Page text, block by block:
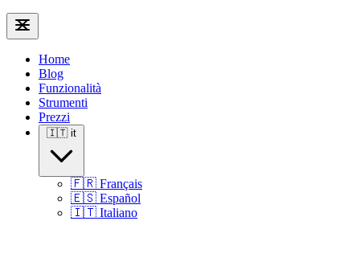
Home
Blog
Funzionalità
Strumenti
Prezzi
🇮🇹 it
🇫🇷 Français
🇪🇸 Español
🇮🇹 Italiano